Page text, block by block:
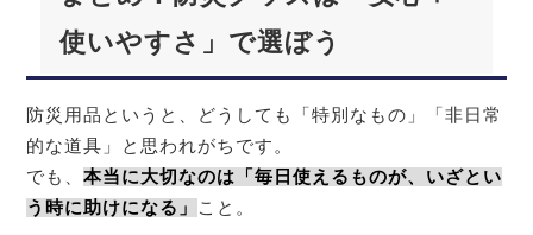
使いやすさ」で選ぼう
防災用品というと、どうしても「特別なもの」「非日常
的な道具」と思われがちです。
でも、本当に大切なのは「毎日使えるものが、いざとい
う時に助けになる」
こと。